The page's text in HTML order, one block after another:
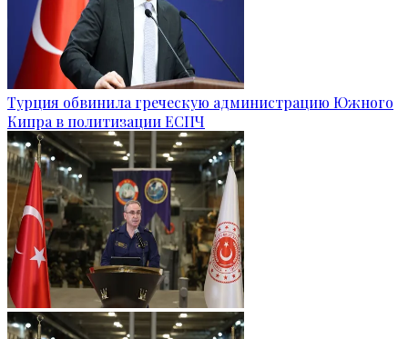
Турция обвинила греческую администрацию Южного
Кипра в политизации ЕСПЧ